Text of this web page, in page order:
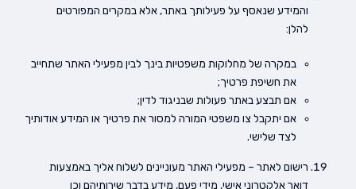
והמידע שנאסף על פעילותך באתר, אלא במקרים המפורטים
להלן:
במקרה של מחלוקות משפטיות בינך לבין מפעילי האתר שתחייב
את חשיפת פרטיך;
אם תבצע באתר פעולות שבניגוד לדין;
אם יתקבל צו משפטי המורה למסור את פרטיך או המידע אודותיך
לצד שלישי.
רישום לאתר – מפעילי האתר מעוניינים לשלוח אליך באמצעות
דואר אלקטרוני אישי, מידי פעם, מידע בדבר שירותיהם וכן